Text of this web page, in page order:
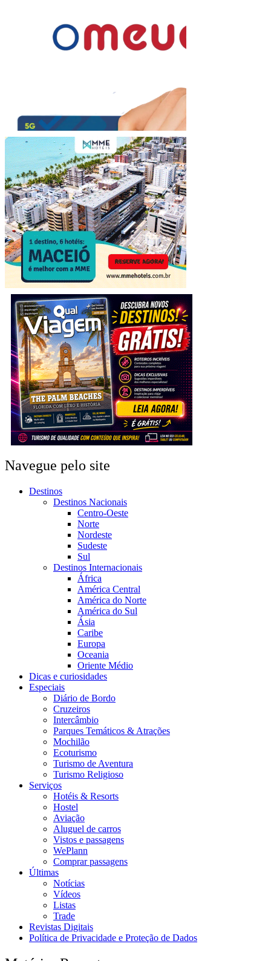
Navegue pelo site
Destinos
Destinos Nacionais
Centro-Oeste
Norte
Nordeste
Sudeste
Sul
Destinos Internacionais
África
América Central
América do Norte
América do Sul
Ásia
Caribe
Europa
Oceania
Oriente Médio
Dicas e curiosidades
Especiais
Diário de Bordo
Cruzeiros
Intercâmbio
Parques Temáticos & Atrações
Mochilão
Ecoturismo
Turismo de Aventura
Turismo Religioso
Serviços
Hotéis & Resorts
Hostel
Aviação
Aluguel de carros
Vistos e passagens
WePlann
Comprar passagens
Últimas
Notícias
Vídeos
Listas
Trade
Revistas Digitais
Política de Privacidade e Proteção de Dados